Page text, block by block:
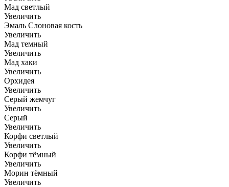
Мад светлый
Увеличить
Эмаль Слоновая кость
Увеличить
Мад темный
Увеличить
Мад хаки
Увеличить
Орхидея
Увеличить
Серый жемчуг
Увеличить
Серый
Увеличить
Корфи светлый
Увеличить
Корфи тёмный
Увеличить
Морин тёмный
Увеличить